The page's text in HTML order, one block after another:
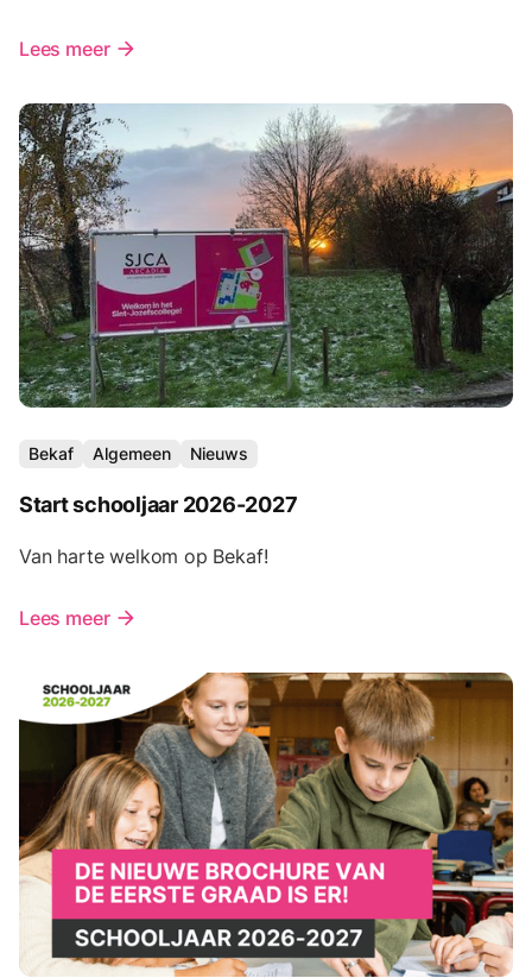
Lees meer arrow_forward
Bekaf Algemeen Nieuws
Start schooljaar 2026-2027
Van harte welkom op Bekaf!
Lees meer arrow_forward